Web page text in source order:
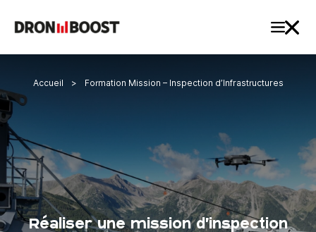
Accueil > Formation Mission – Inspection d’Infrastructures
Réaliser une mission d’inspection